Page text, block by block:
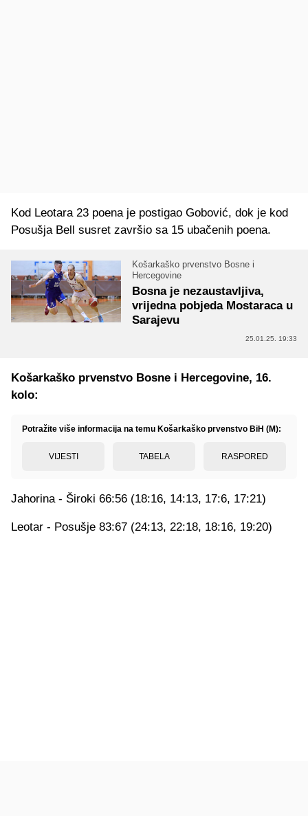
Kod Leotara 23 poena je postigao Gobović, dok je kod
Posušja Bell susret završio sa 15 ubačenih poena.
Košarkaško prvenstvo Bosne i
Hercegovine
Bosna je nezaustavljiva,
vrijedna pobjeda Mostaraca u
Sarajevu
25.01.25. 19:33
Košarkaško prvenstvo Bosne i Hercegovine, 16.
kolo:
Potražite više informacija na temu Košarkaško prvenstvo BiH (M):
VIJESTI TABELA RASPORED
Jahorina - Široki 66:56 (18:16, 14:13, 17:6, 17:21)
Leotar - Posušje 83:67 (24:13, 22:18, 18:16, 19:20)